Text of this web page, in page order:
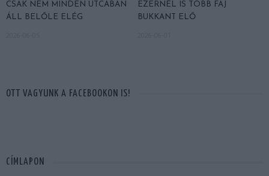
CSAK NEM MINDEN UTCÁBAN
ÁLL BELŐLE ELÉG
EZERNÉL IS TÖBB FAJ
BUKKANT ELŐ
OTT VAGYUNK A FACEBOOKON IS!
CÍMLAPON